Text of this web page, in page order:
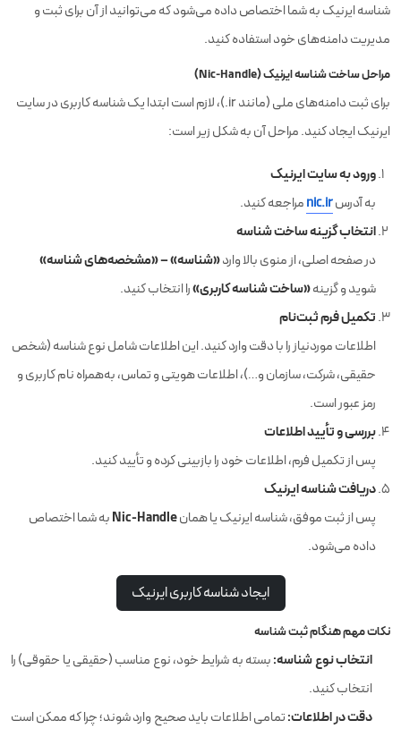
شناسه ایرنیک به شما اختصاص داده می‌شود که می‌توانید از آن برای ثبت و
مدیریت دامنه‌های خود استفاده کنید.
مراحل ساخت شناسه ایرنیک (Nic-Handle)
برای ثبت دامنه‌های ملی (مانند ‎.ir)، لازم است ابتدا یک شناسه کاربری در سایت
ایرنیک ایجاد کنید. مراحل آن به شکل زیر است:
ورود به سایت ایرنیک
به آدرسnic.irمراجعه کنید.
انتخاب گزینه ساخت شناسه
در صفحه اصلی، از منوی بالا وارد«شناسه» – «مشخصه‌های شناسه»
شوید و گزینه«ساخت شناسه کاربری»را انتخاب کنید.
تکمیل فرم ثبت‌نام
اطلاعات موردنیاز را با دقت وارد کنید. این اطلاعات شامل نوع شناسه (شخص
حقیقی، شرکت، سازمان و…)، اطلاعات هویتی و تماس، به‌همراه نام کاربری و
رمز عبور است.
بررسی و تأیید اطلاعات
پس از تکمیل فرم، اطلاعات خود را بازبینی کرده و تأیید کنید.
دریافت شناسه ایرنیک
پس از ثبت موفق، شناسه ایرنیک یا همانNic-Handleبه شما اختصاص
داده می‌شود.
ایجاد شناسه کاربری ایرنیک
نکات مهم هنگام ثبت شناسه
انتخاب نوع شناسه:بسته به شرایط خود، نوع مناسب (حقیقی یا حقوقی) را
انتخاب کنید.
دقت در اطلاعات:تمامی اطلاعات باید صحیح وارد شوند؛ چرا که ممکن است